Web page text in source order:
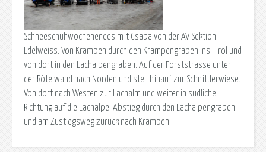
Schneeschuhwochenendes mit Csaba von der AV Sektion
Edelweiss. Von Krampen durch den Krampengraben ins Tirol und
von dort in den Lachalpengraben. Auf der Forststrasse unter
der Rötelwand nach Norden und steil hinauf zur Schnittlerwiese.
Von dort nach Westen zur Lachalm und weiter in südliche
Richtung auf die Lachalpe. Abstieg durch den Lachalpengraben
und am Zustiegsweg zurück nach Krampen.